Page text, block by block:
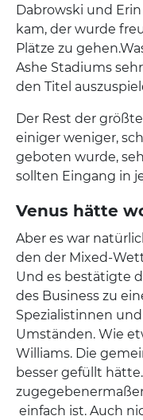
Dabrowski und
kam, der wurde
Plätze zu
Ashe Stadiums
den Titel
Der Rest der
einiger weniger,
geboten wurde,
sollten Eingang in
Venus hätte
Aber es war
den der Mixed-
Und es bestätigte
des Business zu
Spezialistinnen
Umständen. Wie
Williams. Die
besser gefüllt
einfach ist. Auch